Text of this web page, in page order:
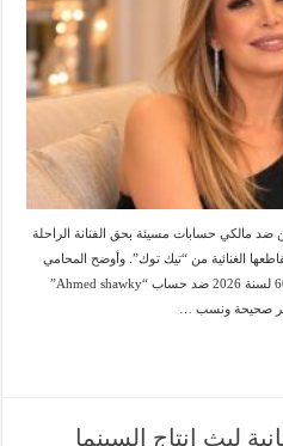
ضد مالكي حسابات مسيئة بحق الفنانة الراحلة
الغنائية من “تيك توك”. وأوضح المحامي
شعبان سعيد أن البلاغ الأول حمل رقم 60550 لسنة 2026 ضد حساب “Ahmed shawky”
صحيحة ونسب …
لبث إنتاج السينما